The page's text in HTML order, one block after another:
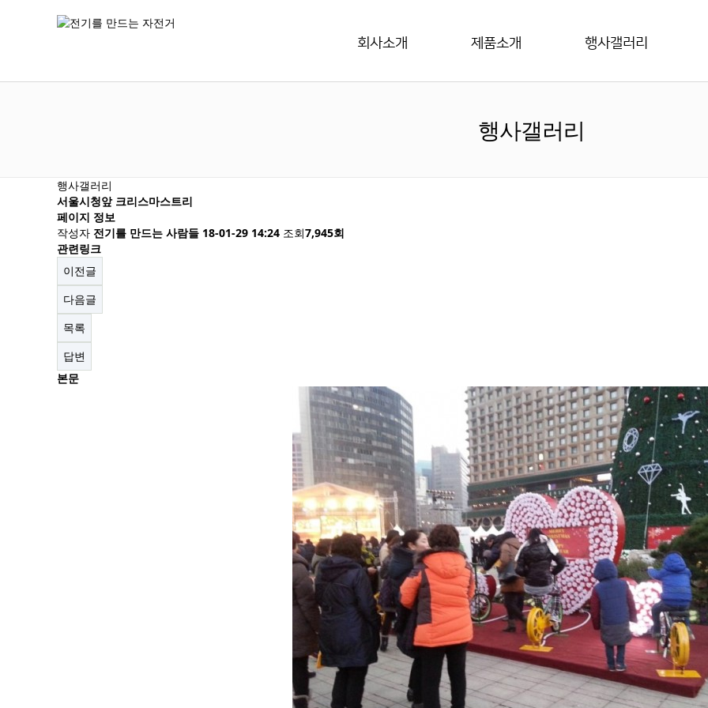
회사소개 제품소개 행사갤러리
행사갤러리
행사갤러리
서울시청앞 크리스마스트리
페이지 정보
작성자 전기를 만드는 사람들 18-01-29 14:24 조회7,945회
관련링크
이전글
다음글
목록
답변
본문